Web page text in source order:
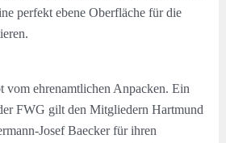
perfekt ebene Oberfläche für die
vom ehrenamtlichen Anpacken. Ein
FWG gilt den Mitgliedern Hartmund
Josef Baecker für ihren